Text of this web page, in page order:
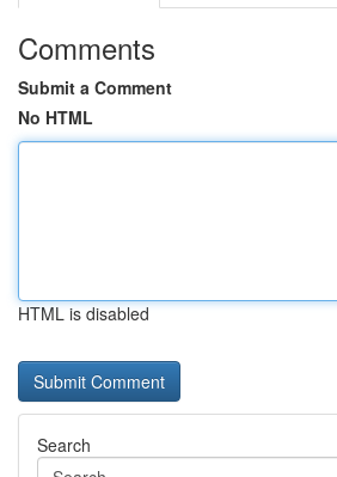
Comments
Submit a Comment
No HTML
HTML is disabled
Search